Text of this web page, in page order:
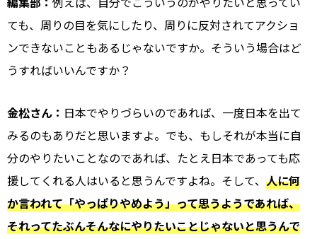
ても、周りの目を気にしたり、周りに反対されてアクショ
ンできないこともあるじゃないですか。そういう場合はど
うすればいいんですか？
金松さん： 日本でやりづらいのであれば、一度日本を出て
みるのもありだと思いますよ。でも、もしそれが本当に自
分のやりたいことなのであれば、たとえ日本であっても応
援してくれる人はいると思うんですよね。そして、 人に何
か言われて「やっぱりやめよう」って思うようであれば、
それってたぶんそんなにやりたいことじゃないと思うんで